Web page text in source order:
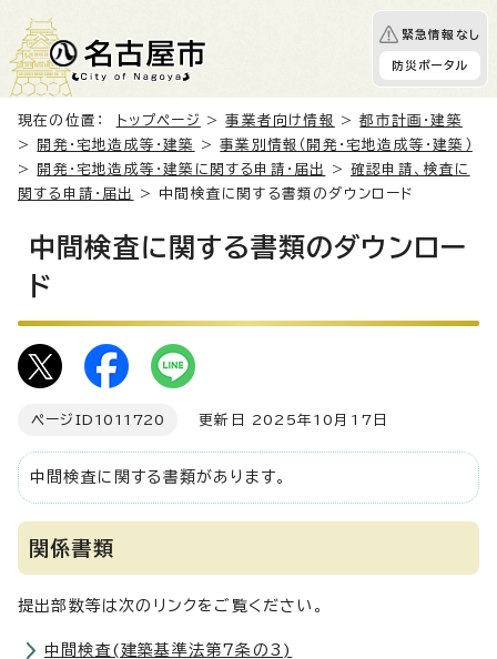
緊急情報なし
防災ポータル
現在の位置： トップページ >事業者向け情報 >都市計画・建築
>
開発・宅地造成等・建築 >事業別情報（開発・宅地造成等・建築）
>
開発・宅地造成等・建築に関する申請・届出 >確認申請、検査に
関する申請・届出
> 中間検査に関する書類のダウンロード
中間検査に関する書類のダウンロー
ド
ページID 1011720 更新日 2025年10月17日
中間検査に関する書類があります。
関係書類
提出部数等は次のリンクをご覧ください。
中間検査(建築基準法第7条の3)